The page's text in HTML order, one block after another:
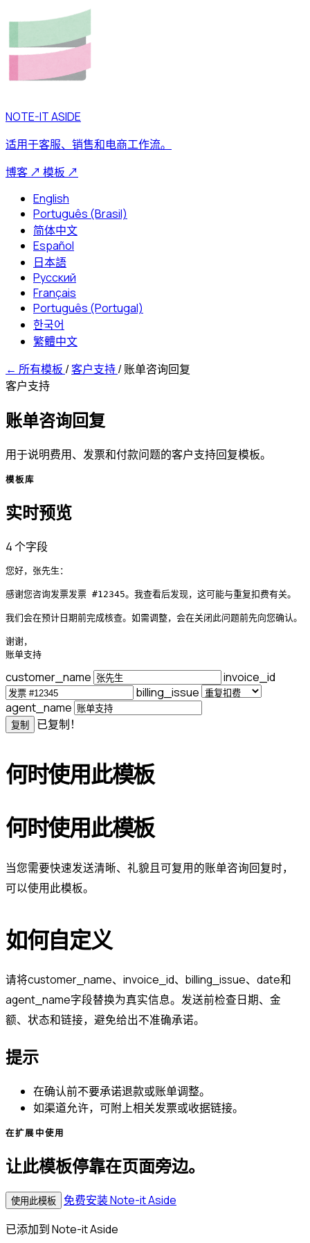
NOTE-IT ASIDE
适用于客服、销售和电商工作流。
博客 ↗ 模板 ↗
English
Português (Brasil)
简体中文
Español
日本語
Русский
Français
Português (Portugal)
한국어
繁體中文
← 所有模板 /客户支持/账单咨询回复
客户支持
账单咨询回复
用于说明费用、发票和付款问题的客户支持回复模板。
模板库
实时预览
4 个字段
您好，张先生：
感谢您咨询发票发票 #12345。我查看后发现，这可能与重复扣费有关。
我们会在预计日期前完成核查。如需调整，会在关闭此问题前先向您确认。
谢谢，
账单支持
customer_name
invoice_id
billing_issue
agent_name
复制 已复制！
何时使用此模板
何时使用此模板
当您需要快速发送清晰、礼貌且可复用的账单咨询回复时，
可以使用此模板。
如何自定义
请将customer_name、invoice_id、billing_issue、date和
agent_name字段替换为真实信息。发送前检查日期、金
额、状态和链接，避免给出不准确承诺。
提示
在确认前不要承诺退款或账单调整。
如渠道允许，可附上相关发票或收据链接。
在扩展中使用
让此模板停靠在页面旁边。
使用此模板
免费安装 Note-it Aside
已添加到 Note-it Aside